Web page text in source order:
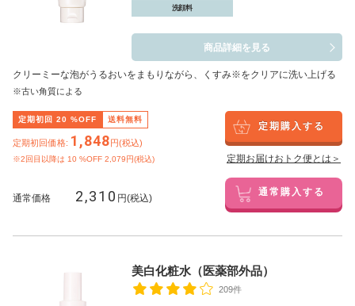
洗顔料
商品詳細を見る
クリーミーな泡がうるおいをまもりながら、くすみ※をクリアに洗い上げる
※古い角質による
定期初回 20 %OFF 送料無料
定期初回価格: 1,848円(税込)
※2回目以降は 10 %OFF 2,079円(税込)
定期購入する
定期お届けおトク便とは＞
通常価格 2,310 円(税込) 通常購入する
美白化粧水（医薬部外品）
209件